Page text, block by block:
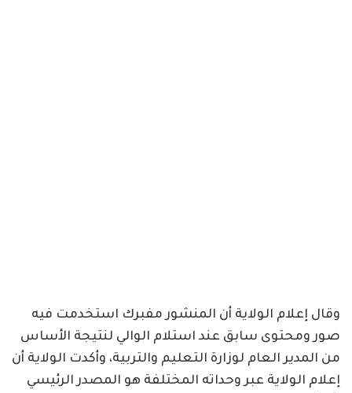
وقال إعلام الولاية أن المنشور مفبرك استخدمت فيه
صور ومحتوى سابق عند استلام الوالي لنتيجة الأساس
من المدير العام لوزارة التعليم والتربية، وأكدت الولاية أن
إعلام الولاية عبر وحداته المختلفة هو المصدر الرئيسي